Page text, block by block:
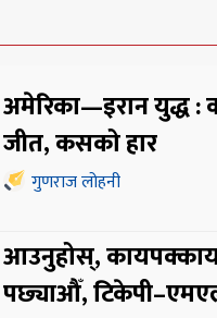
अमेरिका—इरान युद्ध
जीत, कसको हार
गुणराज लोहनी
आउनुहोस्,
पछ्याऔँ,